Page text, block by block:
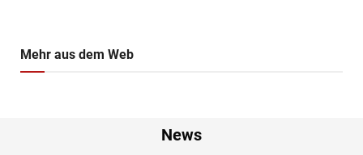
Mehr aus dem Web
News